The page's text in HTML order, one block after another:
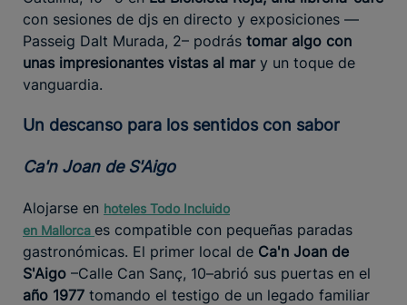
con sesiones de djs en directo y exposiciones —
Passeig Dalt Murada, 2– podrás tomar algo con
unas impresionantes vistas al mar y un toque de
vanguardia.
Un descanso para los sentidos con sabor
Ca'n Joan de S'Aigo
Alojarse en hoteles Todo Incluido
en Mallorca es compatible con pequeñas paradas
gastronómicas. El primer local de Ca'n Joan de
S'Aigo –Calle Can Sanç, 10–abrió sus puertas en el
año 1977 tomando el testigo de un legado familiar